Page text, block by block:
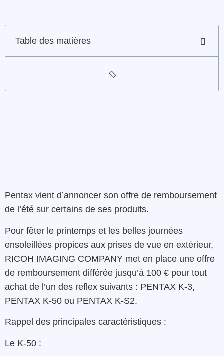
Table des matières
Pentax vient d’annoncer son offre de remboursement
de l’été sur certains de ses produits.
Pour fêter le printemps et les belles journées
ensoleillées propices aux prises de vue en extérieur,
RICOH IMAGING COMPANY met en place une offre
de remboursement différée jusqu’à 100 € pour tout
achat de l’un des reflex suivants : PENTAX K-3,
PENTAX K-50 ou PENTAX K-S2.
Rappel des principales caractéristiques :
Le K-50 :